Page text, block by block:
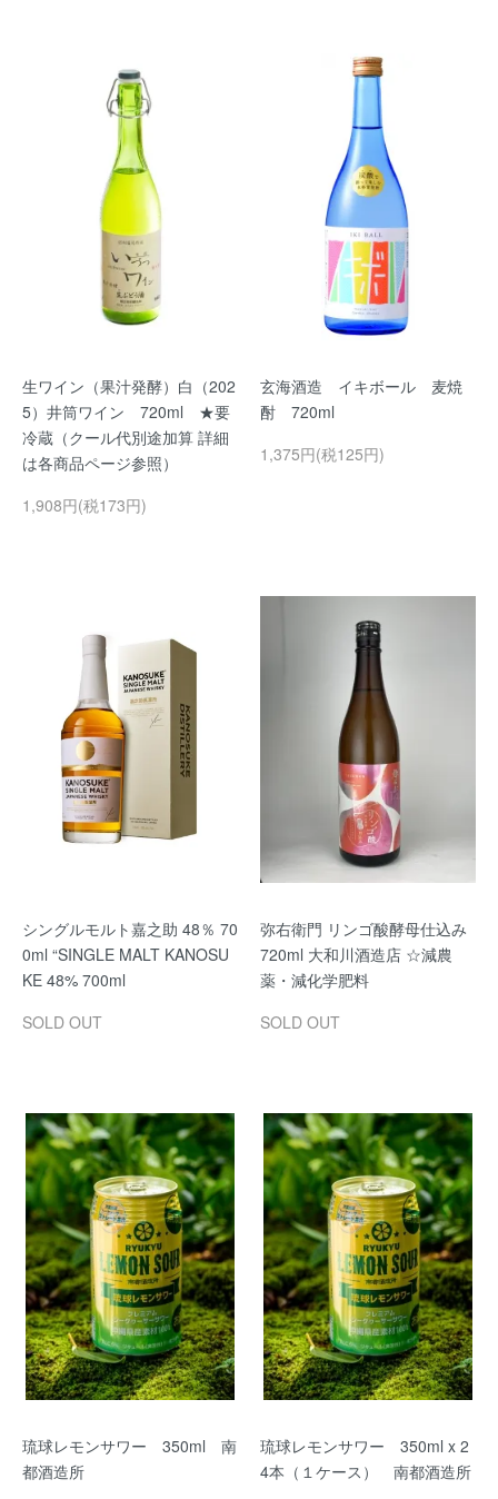
生ワイン（果汁発酵）白（202
5）井筒ワイン 720ml ★要
冷蔵（クール代別途加算 詳細
は各商品ページ参照）
1,908円(税173円)
玄海酒造 イキボール 麦焼
酎 720ml
1,375円(税125円)
シングルモルト嘉之助 48％ 70
0ml “SINGLE MALT KANOSU
KE 48% 700ml
SOLD OUT
弥右衛門 リンゴ酸酵母仕込み
720ml 大和川酒造店 ☆減農
薬・減化学肥料
SOLD OUT
琉球レモンサワー 350ml 南
都酒造所
琉球レモンサワー 350ml x 2
4本（１ケース） 南都酒造所